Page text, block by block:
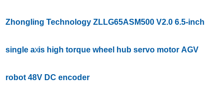
Zhongling Technology ZLLG65ASM500 V2.0 6.5-inch
single axis high torque wheel hub servo motor AGV
robot 48V DC encoder